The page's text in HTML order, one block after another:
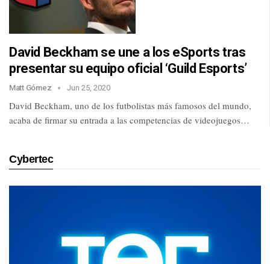
David Beckham se une a los eSports tras
presentar su equipo oficial ‘Guild Esports’
Matt Gómez Jun 25, 2020
David Beckham, uno de los futbolistas más famosos del mundo,
acaba de firmar su entrada a las competencias de videojuegos…
Cybertec